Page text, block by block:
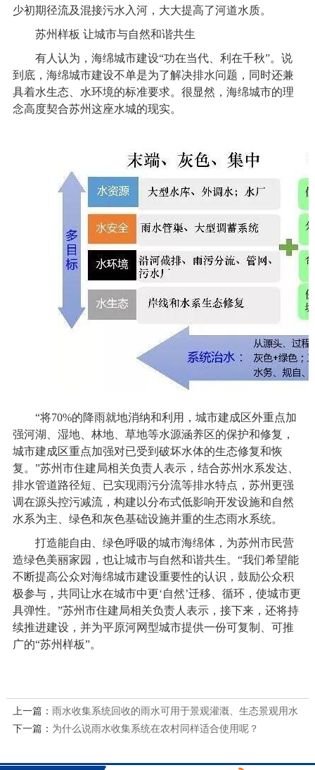
少初期径流及混接污水入河，大大提高了河道水质。
苏州样板 让城市与自然和谐共生
有人认为，海绵城市建设“功在当代、利在千秋”。说
到底，海绵城市建设不单是为了解决排水问题，同时还兼
具着水生态、水环境的标准要求。很显然，海绵城市的理
念高度契合苏州这座水城的现实。
“将70%的降雨就地消纳和利用，城市建成区外重点加
强河湖、湿地、林地、草地等水源涵养区的保护和修复，
城市建成区重点加强对已受到破坏水体的生态修复和恢
复。”苏州市住建局相关负责人表示，结合苏州水系发达、
排水管道路径短、已实现雨污分流等排水特点，苏州更强
调在源头控污减流，构建以分布式低影响开发设施和自然
水系为主、绿色和灰色基础设施并重的生态雨水系统。
打造能自由、绿色呼吸的城市海绵体，为苏州市民营
造绿色美丽家园，也让城市与自然和谐共生。“我们希望能
不断提高公众对海绵城市建设重要性的认识，鼓励公众积
极参与，共同让水在城市中更‘自然’迁移、循环，使城市更
具弹性。”苏州市住建局相关负责人表示，接下来，还将持
续推进建设，并为平原河网型城市提供一份可复制、可推
广的“苏州样板”。
上一篇： 雨水收集系统回收的雨水可用于景观灌溉、生态景观用水
等多种用途
下一篇： 为什么说雨水收集系统在农村同样适合使用呢？